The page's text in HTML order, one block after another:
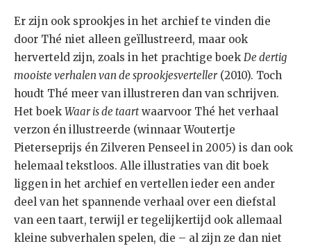
Er zijn ook sprookjes in het archief te vinden die
door Thé niet alleen geïllustreerd, maar ook
herverteld zijn, zoals in het prachtige boek De dertig
mooiste verhalen van de sprookjesverteller(2010). Toch
houdt Thé meer van illustreren dan van schrijven.
Het boek Waar is de taartwaarvoor Thé het verhaal
verzon én illustreerde (winnaar Woutertje
Pieterseprijs én Zilveren Penseel in 2005) is dan ook
helemaal tekstloos. Alle illustraties van dit boek
liggen in het archief en vertellen ieder een ander
deel van het spannende verhaal over een diefstal
van een taart, terwijl er tegelijkertijd ook allemaal
kleine subverhalen spelen, die – al zijn ze dan niet